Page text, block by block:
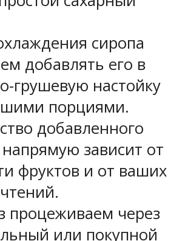
сиропа
добавлять его в
грушевую настойку
порциями.
добавленного
зависит от
фруктов и от ваших
процеживаем через
или покупной